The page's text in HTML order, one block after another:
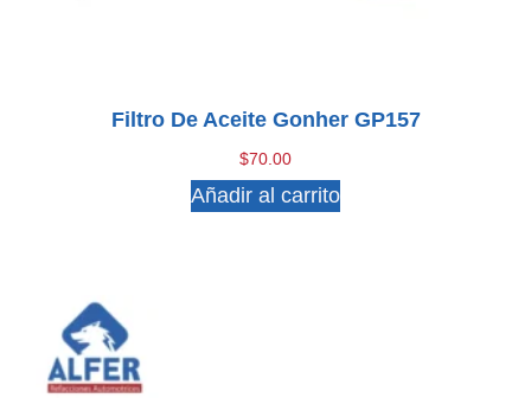
Filtro De Aceite Gonher GP157
$70.00
Añadir al carrito